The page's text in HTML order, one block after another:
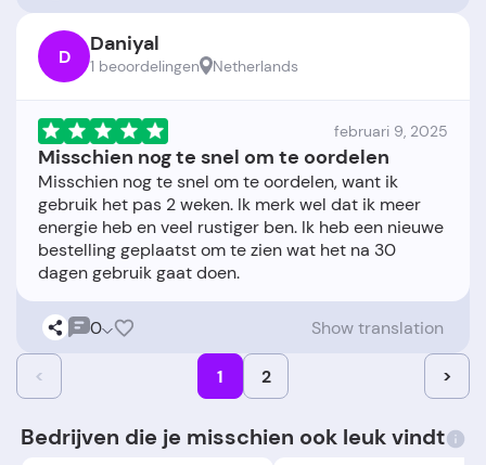
D Daniyal
1 beoordelingen Netherlands
februari 9, 2025
Misschien nog te snel om te oordelen
Misschien nog te snel om te oordelen, want ik
gebruik het pas 2 weken. Ik merk wel dat ik meer
energie heb en veel rustiger ben. Ik heb een nieuwe
bestelling geplaatst om te zien wat het na 30
0 Show translation
< 1 2 >
Bedrijven die je misschien ook leuk vindt